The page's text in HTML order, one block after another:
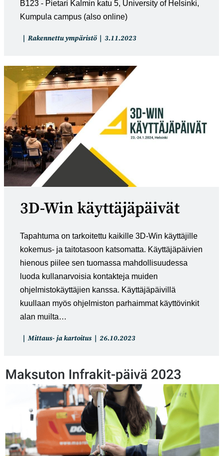
B123 - Pietari Kalmin katu 5, University of Helsinki,
Kumpula campus (also online)
Artikkelin
Rakennettu ympäristö
Artikkeli
3.11.2023
3D-Win käyttäjäpäivät
Tapahtuma on tarkoitettu kaikille 3D-Win käyttäjille
kokemus- ja taitotasoon katsomatta. Käyttäjäpäivien
hienous piilee sen tuomassa mahdollisuudessa
luoda kullanarvoisia kontakteja muiden
ohjelmistokäyttäjien kanssa. Käyttäjäpäivillä
kuullaan myös ohjelmiston parhaimmat käyttövinkit
alan muilta…
Artikkelin
Mittaus- ja kartoitus
Artikkeli
26.10.2023